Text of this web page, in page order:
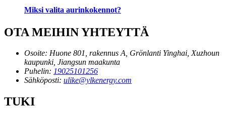
Miksi valita aurinkokennot?
OTA MEIHIN YHTEYTTÄ
Osoite: Huone 801, rakennus A, Grönlanti Yinghai, Xuzhoun
kaupunki, Jiangsun maakunta
Puhelin: 19025101256
Sähköposti: ulike@ylkenergy.com
TUKI